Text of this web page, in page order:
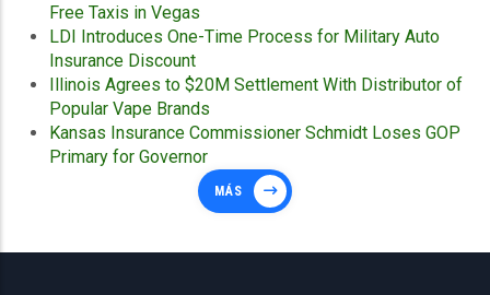
Free Taxis in Vegas
LDI Introduces One-Time Process for Military Auto
Insurance Discount
Illinois Agrees to $20M Settlement With Distributor of
Popular Vape Brands
Kansas Insurance Commissioner Schmidt Loses GOP
Primary for Governor
MÁS